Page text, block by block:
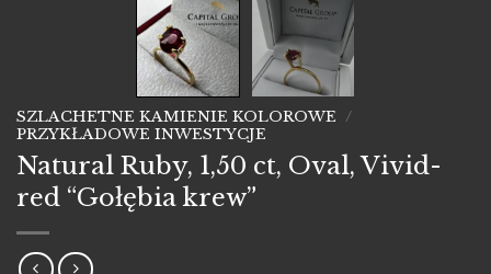
SZLACHETNE KAMIENIE KOLOROWE /
PRZYKŁADOWE INWESTYCJE
Natural Ruby, 1,50 ct, Oval, Vivid-
red “Gołębia krew”